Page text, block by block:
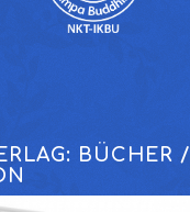
BÜCHER /